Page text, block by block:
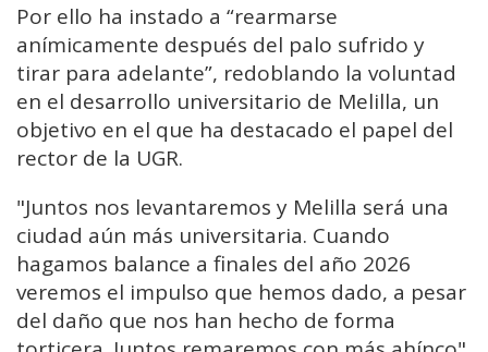
Por ello ha instado a “rearmarse
anímicamente después del palo sufrido y
tirar para adelante”, redoblando la voluntad
en el desarrollo universitario de Melilla, un
objetivo en el que ha destacado el papel del
rector de la UGR.
"Juntos nos levantaremos y Melilla será una
ciudad aún más universitaria. Cuando
hagamos balance a finales del año 2026
veremos el impulso que hemos dado, a pesar
del daño que nos han hecho de forma